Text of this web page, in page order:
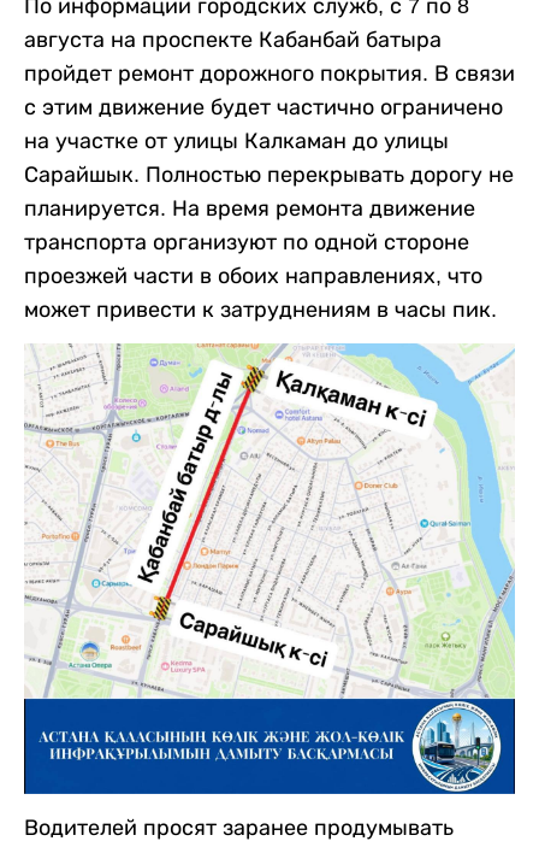
По информации городских служб, с 7 по 8
августа на проспекте Кабанбай батыра
пройдет ремонт дорожного покрытия. В связи
с этим движение будет частично ограничено
на участке от улицы Калкаман до улицы
Сарайшык. Полностью перекрывать дорогу не
планируется. На время ремонта движение
транспорта организуют по одной стороне
проезжей части в обоих направлениях, что
может привести к затруднениям в часы пик.
Водителей просят заранее продумывать